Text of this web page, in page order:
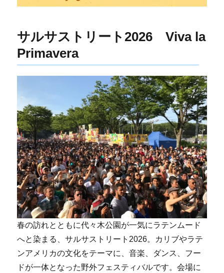
サルサストリート2026 Viva la
Primavera
春の訪れとともに代々木公園が一気にラテンムード
へと染まる、サルサストリート2026。カリブやラテ
ンアメリカの文化をテーマに、音楽、ダンス、フー
ドが一体となった野外フェスティバルです。会場に